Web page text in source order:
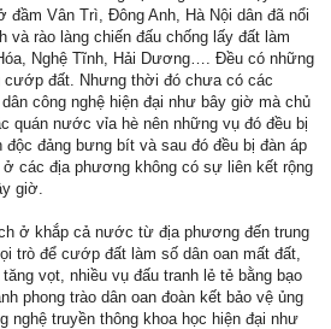
đầm Vân Trì, Đông Anh, Hà Nội dân đã nổi
và rào làng chiến đấu chống lấy đất làm
Nghệ Tĩnh, Hải Dương…. Đều có những
cướp đất. Nhưng thời đó chưa có các
công nghệ hiện đại như bây giờ mà chủ
quán nước vỉa hè nên những vụ đó đều bị
độc đảng bưng bít và sau đó đều bị đàn áp
các địa phương không có sự liên kết rộng
giờ.
ở khắp cả nước từ địa phương đến trung
trò để cướp đất làm số dân oan mất đất,
vọt, nhiều vụ đấu tranh lẻ tẻ bằng bạo
phong trào dân oan đoàn kết bảo vệ ủng
nghệ truyền thông khoa học hiện đại như